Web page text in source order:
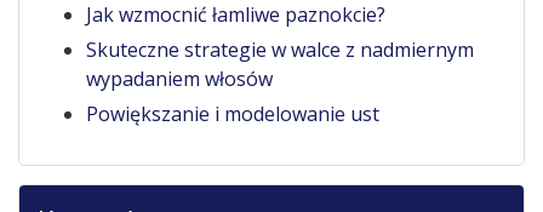
Jak wzmocnić łamliwe paznokcie?
Skuteczne strategie w walce z nadmiernym
wypadaniem włosów
Powiększanie i modelowanie ust